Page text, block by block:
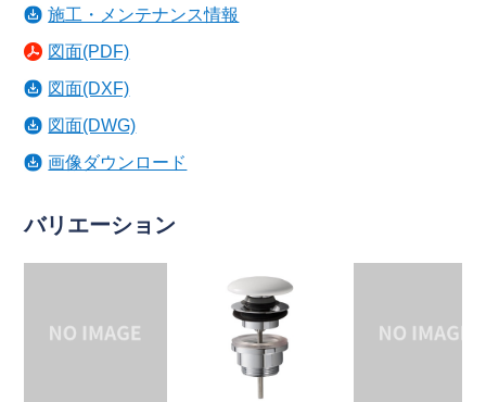
施工・メンテナンス情報
図面(PDF)
図面(DXF)
図面(DWG)
画像ダウンロード
バリエーション